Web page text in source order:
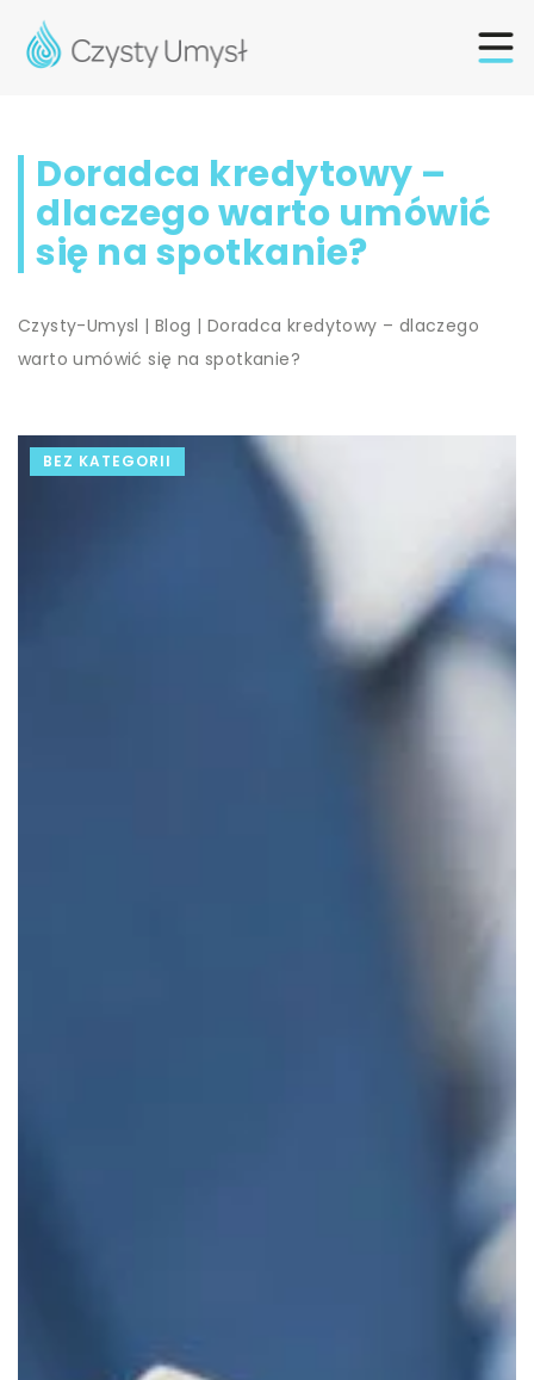
Doradca kredytowy –
dlaczego warto umówić
się na spotkanie?
Czysty-Umysl |Blog | Doradca kredytowy – dlaczego
warto umówić się na spotkanie?
BEZ KATEGORII